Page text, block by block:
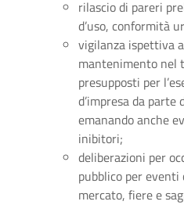
rilascio di pareri
d’uso, conformità
vigilanza ispettiva
mantenimento nel
presupposti per
d’impresa da
emanando anche
inibitori;
deliberazioni per
pubblico per
mercato, fiere e